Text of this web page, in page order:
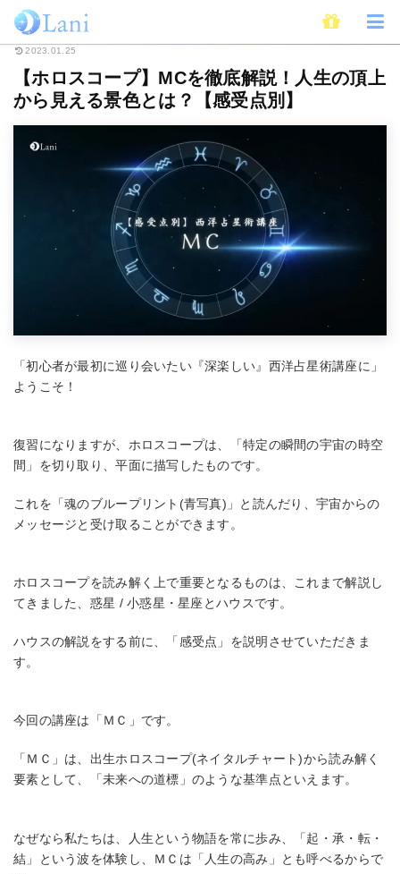
ホーム 占い 【ホロスコープ】MCを徹底解
2023.01.25
【ホロスコープ】MCを徹底解説！人生の頂上
から見える景色とは？【感受点別】
「初心者が最初に巡り会いたい『深楽しい』西洋占星術講座に」
ようこそ！
復習になりますが、ホロスコープは、「特定の瞬間の宇宙の時空
間」を切り取り、平面に描写したものです。
これを「魂のブループリント(青写真)」と読んだり、宇宙からの
メッセージと受け取ることができます。
ホロスコープを読み解く上で重要となるものは、これまで解説し
てきました、惑星 / 小惑星・星座とハウスです。
ハウスの解説をする前に、「感受点」を説明させていただきま
す。
今回の講座は「ＭＣ」です。
「ＭＣ」は、出生ホロスコープ(ネイタルチャート)から読み解く
要素として、「未来への道標」のような基準点といえます。
なぜなら私たちは、人生という物語を常に歩み、「起・承・転・
結」という波を体験し、ＭＣは「人生の高み」とも呼べるからで